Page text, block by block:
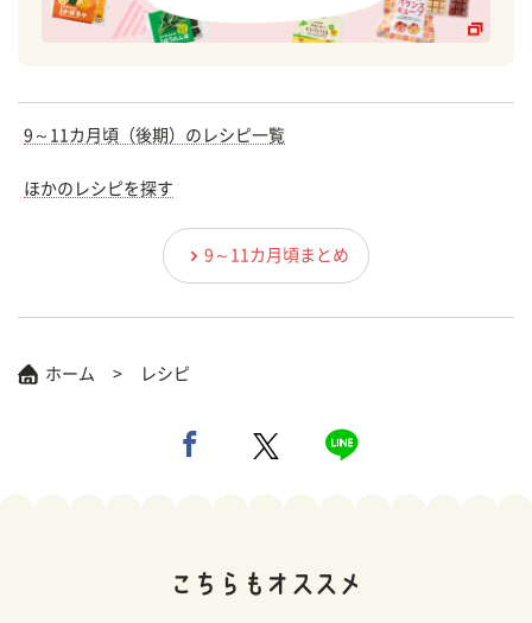
9～11カ月頃（後期）のレシピ一覧
ほかのレシピを探す
9～11カ月頃まとめ
ホーム レシピ